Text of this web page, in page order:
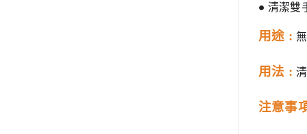
● 清潔雙
用途 :
用法 :
注意事